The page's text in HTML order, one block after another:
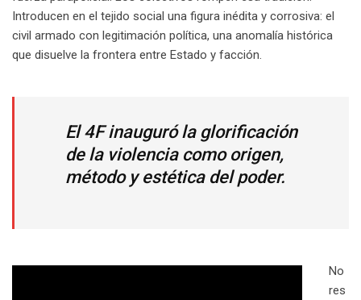
Introducen en el tejido social una figura inédita y corrosiva: el
civil armado con legitimación política, una anomalía histórica
que disuelve la frontera entre Estado y facción.
El 4F inauguró la glorificación
de la violencia como origen,
método y estética del poder.
No
res